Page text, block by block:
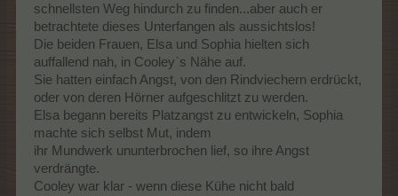
schnellsten Weg hindurch zu finden...aber auch er
betrachtete dieses Unterfangen als aussichtslos!
Die beiden Frauen, Elsa und Sophia hielten sich
auffallend nah, in Cooley`s Nähe auf.
Sie hatten einfach Angst, von den Rindviechern erdrückt,
oder von deren Hörner aufgeschlitzt zu werden.
Elsa begann bereits Platzangst zu entwickeln, Sophia
machte sich selbst Mut, indem
ihr Mundwerk ununterbrochen lief, so ihre Angst
verdrängte.
Cooley war klar - wenn diese Kühe nicht bald